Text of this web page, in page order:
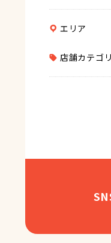
エリア
店舗カテゴ